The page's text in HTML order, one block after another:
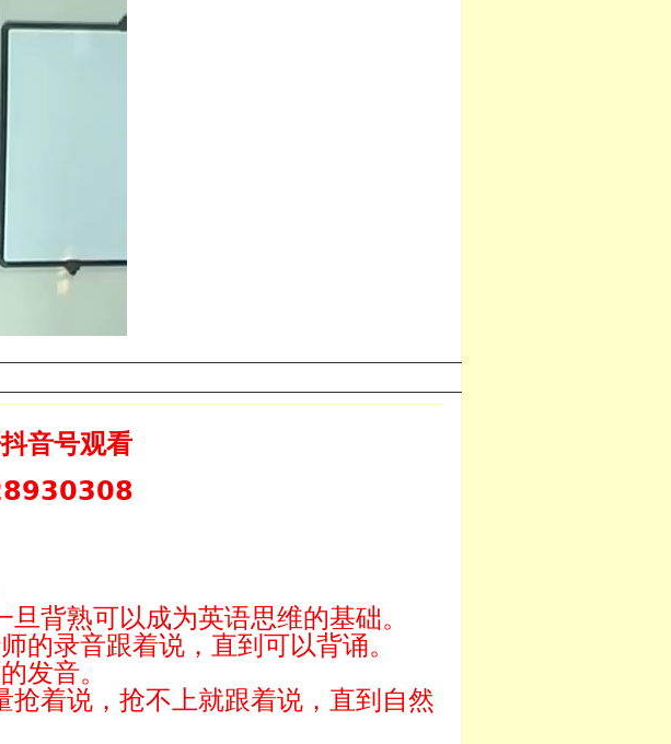
音号观看
背熟可以成为英语思维的基础。
的录音跟着说，直到可以背诵。
发音。
着说，抢不上就跟着说，直到自然